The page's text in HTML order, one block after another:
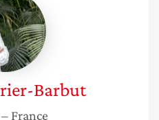
Ferrier-
Barbut
Barbut
– France